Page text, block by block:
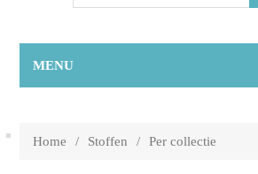
MENU
Home / Stoffen / Per collectie